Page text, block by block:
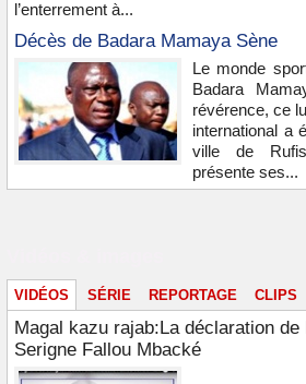
l’enterrement à...
Décès de Badara Mamaya Sène
Le monde
Badara
révérence, ce
international a
ville de
présente ses...
VIDÉOS SÉRIE REPORTAGE CLIPS
Magal kazu rajab:La déclaration
Serigne Fallou Mbacké